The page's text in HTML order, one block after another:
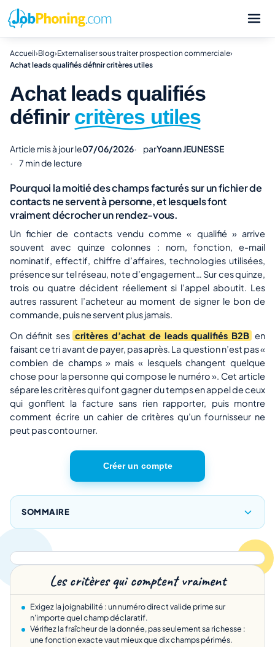
Accueil›Blog›Externaliser sous traiter prospection commerciale›
Achat leads qualifiés définir critères utiles
Achat leads qualifiés
définir critères utiles
Article mis à jour le07/06/2026 parYoann JEUNESSE
7 min de lecture
Pourquoi la moitié des champs facturés sur un fichier de
contacts ne servent à personne, et lesquels font
vraiment décrocher un rendez-vous.
Un fichier de contacts vendu comme « qualifié » arrive
souvent avec quinze colonnes : nom, fonction, e-mail
nominatif, effectif, chiffre d’affaires, technologies utilisées,
présence sur tel réseau, note d’engagement… Sur ces quinze,
trois ou quatre décident réellement si l’appel aboutit. Les
autres rassurent l’acheteur au moment de signer le bon de
commande, puis ne servent plus jamais.
On définit ses critères d’achat de leads qualifiés B2B en
faisant ce tri avant de payer, pas après. La question n’est pas «
combien de champs » mais « lesquels changent quelque
chose pour la personne qui compose le numéro ». Cet article
sépare les critères qui font gagner du temps en appel de ceux
qui gonflent la facture sans rien rapporter, puis montre
comment écrire un cahier de critères qu’un fournisseur ne
peut pas contourner.
Créer un compte
SOMMAIRE
Les critères qui comptent vraiment
Exigez la joignabilité : un numéro direct valide prime sur
n'importe quel champ déclaratif.
Vérifiez la fraîcheur de la donnée, pas seulement sa richesse :
une fonction exacte vaut mieux que dix champs périmés.